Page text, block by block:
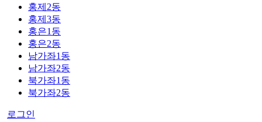
홍제2동
홍제3동
홍은1동
홍은2동
남가좌1동
남가좌2동
북가좌1동
북가좌2동
로그인